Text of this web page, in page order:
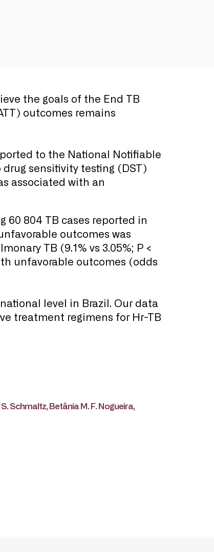
the goals of the End TB
outcomes remains
to the National Notifiable
drug sensitivity testing (DST)
associated with an
60 804 TB cases reported in
outcomes was
TB (9.1% vs 3.05%; P <
unfavorable outcomes (odds
level in Brazil. Our data
treatment regimens for Hr-TB
Schmaltz, Betânia M. F. Nogueira,